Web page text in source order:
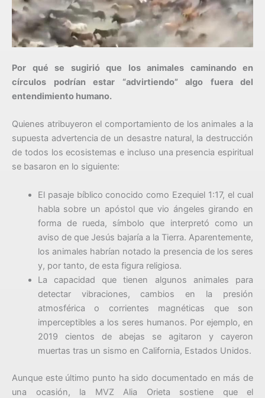
Por qué se sugirió que los animales caminando en
círculos podrían estar “advirtiendo” algo fuera del
entendimiento humano.
Quienes atribuyeron el comportamiento de los animales a la
supuesta advertencia de un desastre natural, la destrucción
de todos los ecosistemas e incluso una presencia espiritual
se basaron en lo siguiente:
El pasaje bíblico conocido como Ezequiel 1:17, el cual
habla sobre un apóstol que vio ángeles girando en
forma de rueda, símbolo que interpretó como un
aviso de que Jesús bajaría a la Tierra. Aparentemente,
los animales habrían notado la presencia de los seres
y, por tanto, de esta figura religiosa.
La capacidad que tienen algunos animales para
detectar vibraciones, cambios en la presión
atmosférica o corrientes magnéticas que son
imperceptibles a los seres humanos. Por ejemplo, en
2019 cientos de abejas se agitaron y cayeron
muertas tras un sismo en California, Estados Unidos.
Aunque este último punto ha sido documentado en más de
una ocasión, la MVZ Alia Orieta sostiene que el